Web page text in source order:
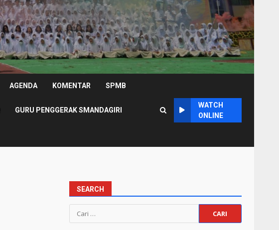
AGENDA KOMENTAR SPMB
GURU PENGGERAK SMANDAGIRI
WATCH
ONLINE
SEARCH
Cari
untuk: